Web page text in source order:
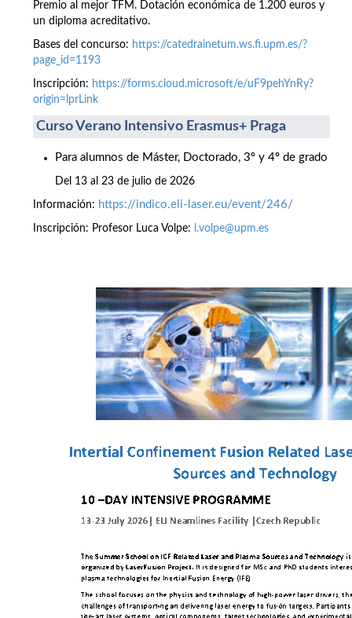
Premio al mejor TFM. Dotación económica de 1.200 euros y
un diploma acreditativo.
Bases del concurso: https://catedrainetum.ws.fi.upm.es/?
page_id=1193
Inscripción: https://forms.cloud.microsoft/e/uF9pehYnRy?
origin=lprLink
Curso Verano Intensivo Erasmus+ Praga
Para alumnos de Máster, Doctorado, 3º y 4º de grado
Del 13 al 23 de julio de 2026
Información: https://indico.eli-laser.eu/event/246/
Inscripción: Profesor Luca Volpe: l.volpe@upm.es